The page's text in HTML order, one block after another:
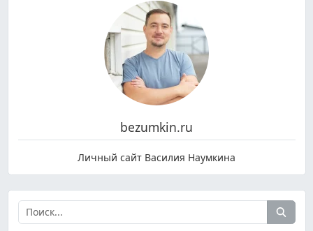
bezumkin.ru
Личный сайт Василия Наумкина